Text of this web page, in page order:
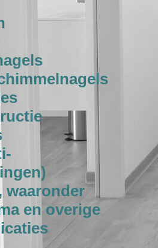
waaronder
en overige